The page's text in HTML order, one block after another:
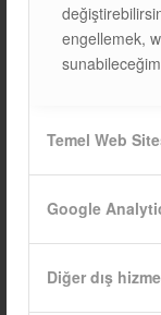
engellemek,
Temel Web
Google
Diğer dış